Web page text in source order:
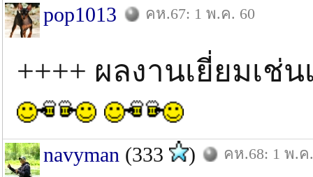
pop1013 คห.67: 1 พ.ค. 60
++++ ผลงานเยี่ยมเ
navyman (333 ) คห.68: 1 พ.ค